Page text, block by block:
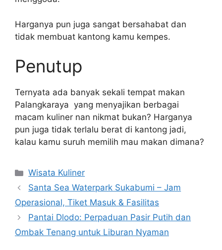
Harganya pun juga sangat bersahabat dan
tidak membuat kantong kamu kempes.
Penutup
Ternyata ada banyak sekali tempat makan
Palangkaraya yang menyajikan berbagai
macam kuliner nan nikmat bukan? Harganya
pun juga tidak terlalu berat di kantong jadi,
kalau kamu suruh memilih mau makan dimana?
Categories
Wisata Kuliner
Santa Sea Waterpark Sukabumi – Jam
Operasional, Tiket Masuk & Fasilitas
Pantai Dlodo: Perpaduan Pasir Putih dan
Ombak Tenang untuk Liburan Nyaman